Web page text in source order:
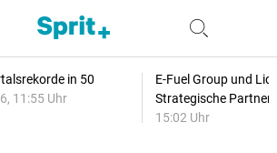
in 50
11:55 Uhr
E-Fuel Group und
Strategische
15:02 Uhr